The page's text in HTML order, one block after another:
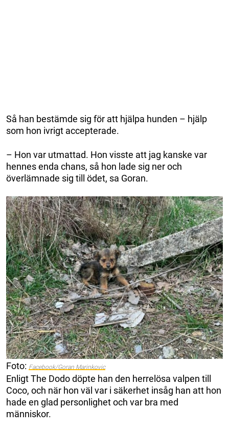
Så han bestämde sig för att hjälpa hunden – hjälp
som hon ivrigt accepterade.
– Hon var utmattad. Hon visste att jag kanske var
hennes enda chans, så hon lade sig ner och
överlämnade sig till ödet, sa Goran.
Foto: Facebook/Goran Marinkovic
Enligt The Dodo döpte han den herrelösa valpen till
Coco, och när hon väl var i säkerhet insåg han att hon
hade en glad personlighet och var bra med
människor.